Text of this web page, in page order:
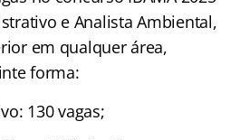
e Analista Ambiental,
em qualquer área,
forma:
130 vagas;